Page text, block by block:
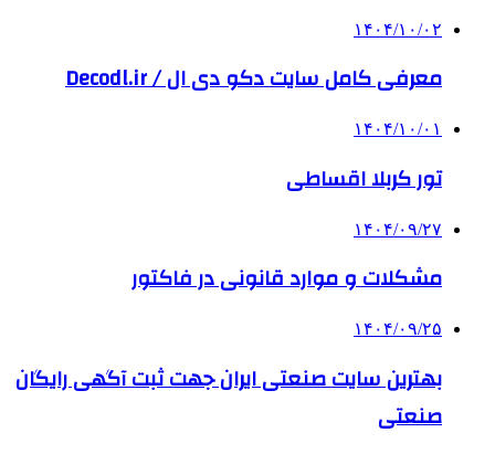
۱۴۰۴/۱۰/۰۲
معرفی کامل سایت دکو دی ال / Decodl.ir
۱۴۰۴/۱۰/۰۱
تور کربلا اقساطی
۱۴۰۴/۰۹/۲۷
مشکلات و موارد قانونی در فاکتور
۱۴۰۴/۰۹/۲۵
بهترین ‌سایت صنعتی ایران جهت ثبت آگهی رایگان
صنعتی